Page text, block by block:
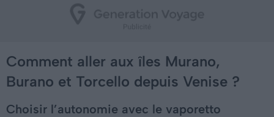
Comment aller aux îles Murano,
Burano et Torcello depuis Venise ?
Choisir l’autonomie avec le vaporetto